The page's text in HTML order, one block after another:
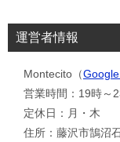
運営者情報
Montecito（
営業時間：19時～
定休日：月・木
住所：藤沢市鵠沼